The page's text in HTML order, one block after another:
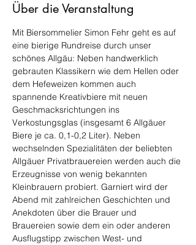
Über die Veranstaltung
Mit Biersommelier Simon Fehr geht es auf
eine bierige Rundreise durch unser
schönes Allgäu: Neben handwerklich
gebrauten Klassikern wie dem Hellen oder
dem Hefeweizen kommen auch
spannende Kreativbiere mit neuen
Geschmacksrichtungen ins
Verkostungsglas (insgesamt 6 Allgäuer
Biere je ca. 0,1-0,2 Liter). Neben
wechselnden Spezialitäten der beliebten
Allgäuer Privatbrauereien werden auch die
Erzeugnisse von wenig bekannten
Kleinbrauern probiert. Garniert wird der
Abend mit zahlreichen Geschichten und
Anekdoten über die Brauer und
Brauereien sowie dem ein oder anderen
Ausflugstipp zwischen West- und